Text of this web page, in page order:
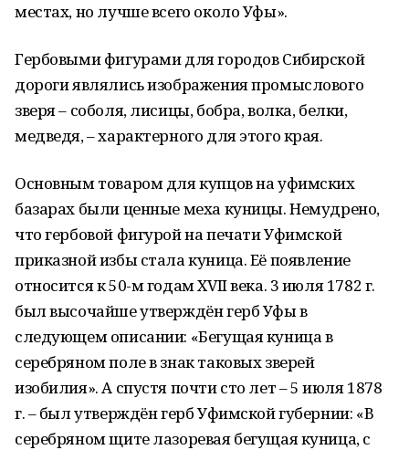
местах, но лучше всего около Уфы».
Гербовыми фигурами для городов Сибирской
дороги являлись изображения промыслового
зверя – соболя, лисицы, бобра, волка, белки,
медведя, – характерного для этого края.
Основным товаром для купцов на уфимских
базарах были ценные меха куницы. Немудрено,
что гербовой фигурой на печати Уфимской
приказной избы стала куница. Её появление
относится к 50-м годам XVII века. 3 июля 1782 г.
был высочайше утверждён герб Уфы в
следующем описании: «Бегущая куница в
серебряном поле в знак таковых зверей
изобилия». А спустя почти сто лет – 5 июля 1878
г. – был утверждён герб Уфимской губернии: «В
серебряном щите лазоревая бегущая куница, с